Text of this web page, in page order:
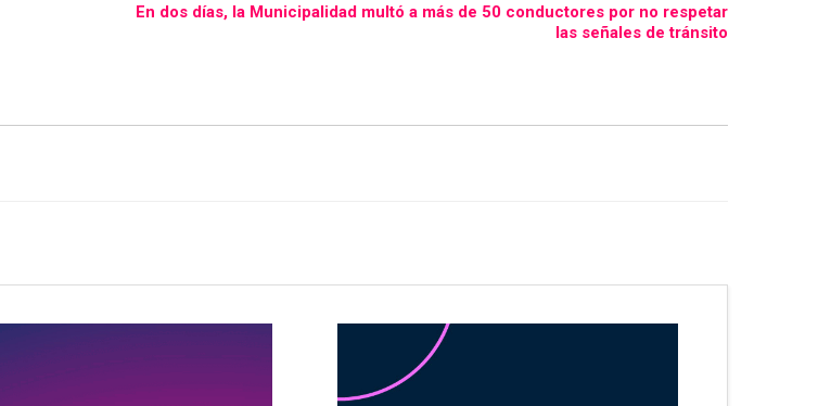
En dos días, la Municipalidad multó a más de 50 conductores por no respetar
las señales de tránsito